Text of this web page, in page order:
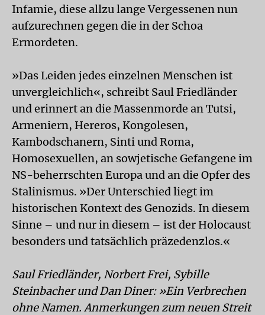
Infamie, diese allzu lange Vergessenen nun
aufzurechnen gegen die in der Schoa
Ermordeten.
»Das Leiden jedes einzelnen Menschen ist
unvergleichlich«, schreibt Saul Friedländer
und erinnert an die Massenmorde an Tutsi,
Armeniern, Hereros, Kongolesen,
Kambodschanern, Sinti und Roma,
Homosexuellen, an sowjetische Gefangene im
NS-beherrschten Europa und an die Opfer des
Stalinismus. »Der Unterschied liegt im
historischen Kontext des Genozids. In diesem
Sinne – und nur in diesem – ist der Holocaust
besonders und tatsächlich präzedenzlos.«
Saul Friedländer, Norbert Frei, Sybille
Steinbacher und Dan Diner: »Ein Verbrechen
ohne Namen. Anmerkungen zum neuen Streit